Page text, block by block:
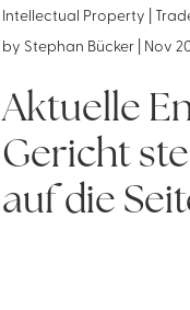
Intellectual Property |
by Stephan Bücker| Nov
Aktuelle
Gericht
auf die